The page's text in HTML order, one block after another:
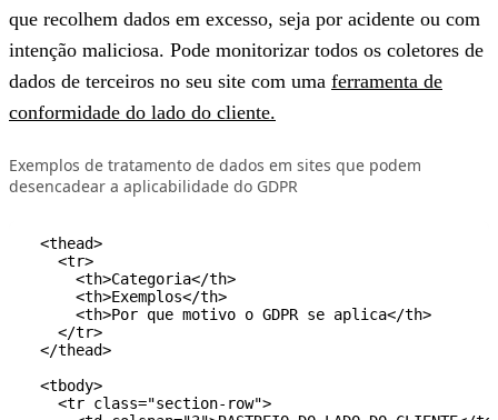
que recolhem dados em excesso, seja por acidente ou com
intenção maliciosa. Pode monitorizar todos os coletores de
dados de terceiros no seu site com uma ferramenta de
conformidade do lado do cliente.
Exemplos de tratamento de dados em sites que podem
desencadear a aplicabilidade do GDPR
  <thead>
    <tr>
      <th>Categoria</th>
      <th>Exemplos</th>
      <th>Por que motivo o GDPR se aplica</th>
    </tr>
  </thead>
  <tbody>
    <tr class="section-row">